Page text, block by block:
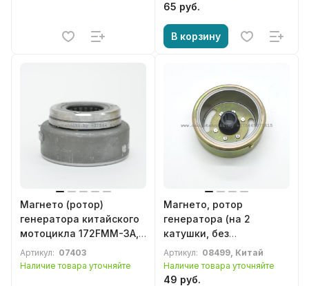
65 руб.
В корзину
Магнето (ротор)
генератора китайского
мотоцикла 172FMM-3A,
167FML (CG200-B),
167FMM (CG250-B) Racer,
Артикул: 07403
Наличие товара уточняйте
Магнето, ротор
генератора (на 2
катушки, без
электростартера)
139FMB, 147FMD, 152FMH,
152FMI мопеда Дельта,
Артикул: 08499, Китай
Наличие товара уточняйте
49 руб.